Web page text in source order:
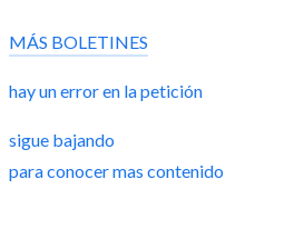
MÁS BOLETINES
hay un error en la petición
sigue bajando
para conocer mas contenido